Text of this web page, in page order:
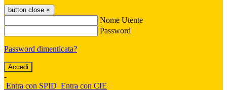
button close ×
Nome Utente
Password
Password dimenticata?
-
Entra con SPID Entra con CIE